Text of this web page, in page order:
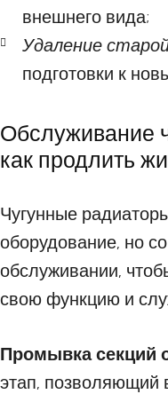
внешнего вида;
Удаление
подготовки к
Обслуживание
как продлить
Чугунные
оборудование, но
обслуживании,
свою функцию и
Промывка секций
этап, позволяющий